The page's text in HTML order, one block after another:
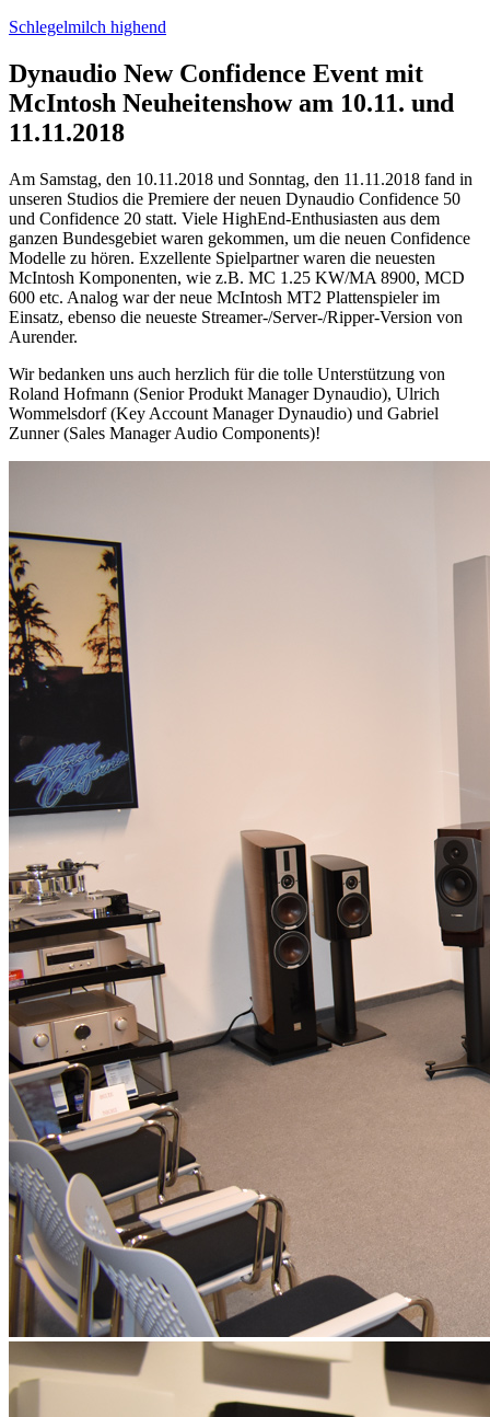
Schlegelmilch highend
Dynaudio New Confidence Event mit
McIntosh Neuheitenshow am 10.11. und
11.11.2018
Am Samstag, den 10.11.2018 und Sonntag, den 11.11.2018 fand in
unseren Studios die Premiere der neuen Dynaudio Confidence 50
und Confidence 20 statt. Viele HighEnd-Enthusiasten aus dem
ganzen Bundesgebiet waren gekommen, um die neuen Confidence
Modelle zu hören. Exzellente Spielpartner waren die neuesten
McIntosh Komponenten, wie z.B. MC 1.25 KW/MA 8900, MCD
600 etc. Analog war der neue McIntosh MT2 Plattenspieler im
Einsatz, ebenso die neueste Streamer-/Server-/Ripper-Version von
Aurender.
Wir bedanken uns auch herzlich für die tolle Unterstützung von
Roland Hofmann (Senior Produkt Manager Dynaudio), Ulrich
Wommelsdorf (Key Account Manager Dynaudio) und Gabriel
Zunner (Sales Manager Audio Components)!